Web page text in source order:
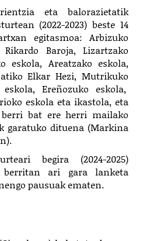
eta balorazietatik
(2022-2023) beste 14
egitasmoa: Arbizuko
Baroja, Lizartzako
eskola, Areatzako eskola,
Elkar Hezi, Mutrikuko
Ereñozuko eskola,
eskola eta ikastola, eta
bat ere herri mailako
garatuko dituena (Markina
begira (2024-2025)
berritan ari gara lanketa
pausuak ematen.